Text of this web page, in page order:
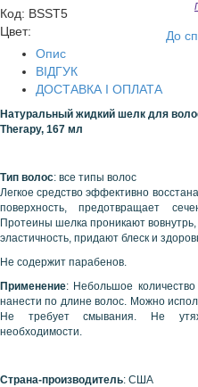
Код: BSST5
Цвет:
До
Опис
ВІДГУК
ДОСТАВКА І ОПЛАТА
Натуральный жидкий шелк для
Therapy, 167 мл
Тип волос: все типы волос
Легкое средство эффективно
поверхность, предотвращает
Протеины шелка проникают
эластичность, придают блеск и
Не содержит парабенов.
Применение: Небольшое
нанести по длине волос. Можно
Не требует смывания. Не
необходимости.
Страна-производитель: США